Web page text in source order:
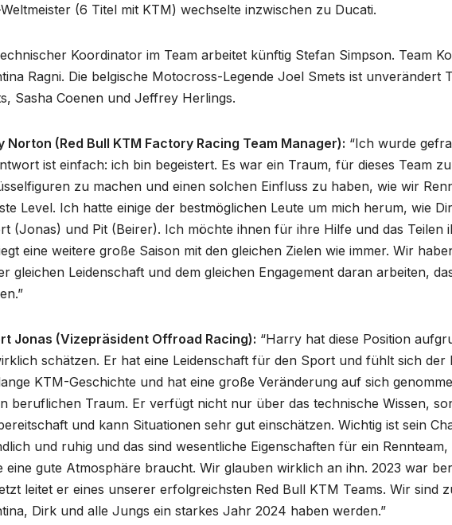
(6 Titel mit KTM) wechselte inzwischen zu Ducati.
Koordinator im Team arbeitet künftig Stefan Simpson. Team
Ragni. Die belgische Motocross-Legende Joel Smets ist unverändert
Sasha Coenen und Jeffrey Herlings.
Norton (Red Bull KTM Factory Racing Team Manager): “Ich wurde
ist einfach: ich bin begeistert. Es war ein Traum, für dieses Team
zu machen und einen solchen Einfluss zu haben, wie wir
Level. Ich hatte einige der bestmöglichen Leute um mich herum, wie
(Jonas) und Pit (Beirer). Ich möchte ihnen für ihre Hilfe und das Teilen
eine weitere große Saison mit den gleichen Zielen wie immer. Wir
gleichen Leidenschaft und dem gleichen Engagement daran arbeiten,
Jonas (Vizepräsident Offroad Racing): “Harry hat diese Position
schätzen. Er hat eine Leidenschaft für den Sport und fühlt sich
KTM-Geschichte und hat eine große Veränderung auf sich
beruflichen Traum. Er verfügt nicht nur über das technische Wissen,
und kann Situationen sehr gut einschätzen. Wichtig ist sein
und ruhig und das sind wesentliche Eigenschaften für ein Rennteam,
eine gute Atmosphäre braucht. Wir glauben wirklich an ihn. 2023 war
leitet er eines unserer erfolgreichsten Red Bull KTM Teams. Wir sind
Dirk und alle Jungs ein starkes Jahr 2024 haben werden.”